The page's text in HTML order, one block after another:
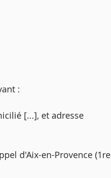
:
[...], et adresse
d'Aix-en-Provence (1re